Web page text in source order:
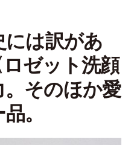
には訳があ
ゼット洗顔
そのほか愛
。